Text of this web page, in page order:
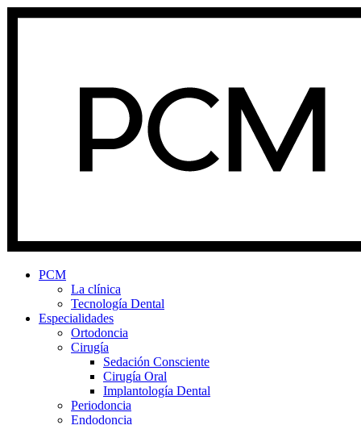
PCM
La clínica
Tecnología Dental
Especialidades
Ortodoncia
Cirugía
Sedación Consciente
Cirugía Oral
Implantología Dental
Periodoncia
Endodoncia